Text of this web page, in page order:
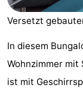
-
Loverendale
Résidence
Wijngaerde
Campingplätze
Ferienhäuser
Versetzt
In diesem
Wohnzimmer mit
ist mit